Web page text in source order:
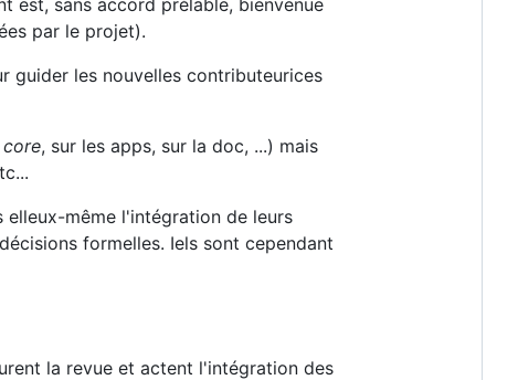
par le projet).
guider les nouvelles contributeurices
core, sur les apps, sur la doc, ...) mais
même l'intégration de leurs
formelles. Iels sont cependant
la revue et actent l'intégration des